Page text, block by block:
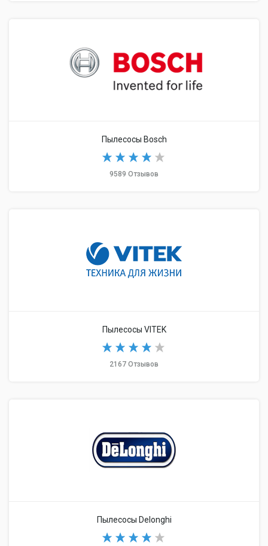
Пылесосы Bosch
9589 Отзывов
Пылесосы VITEK
2167 Отзывов
Пылесосы Delonghi